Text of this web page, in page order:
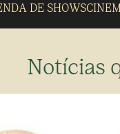
DE SHOWS
Notícias